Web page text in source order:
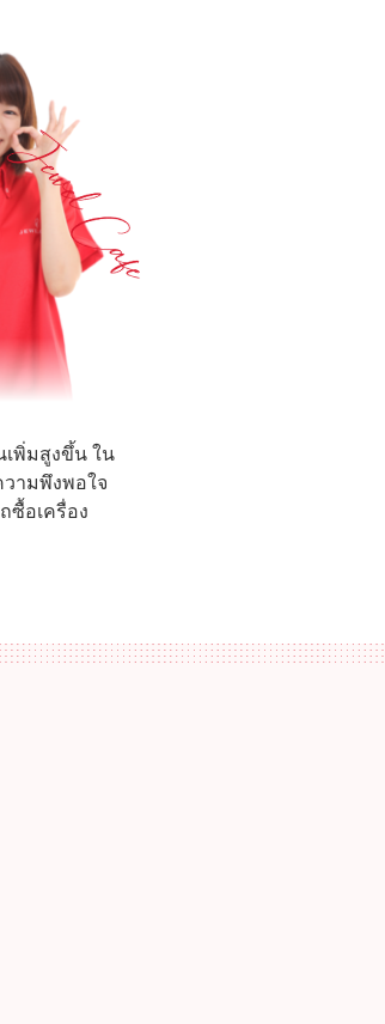
เพิ่มสูงขึ้น ใน
ามพึงพอใจ
ซื้อเครื่อง